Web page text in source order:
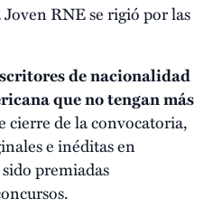
RNE se rigió por las
de nacionalidad
que no tengan más
cierre de la convocatoria,
e inéditas en
premiadas